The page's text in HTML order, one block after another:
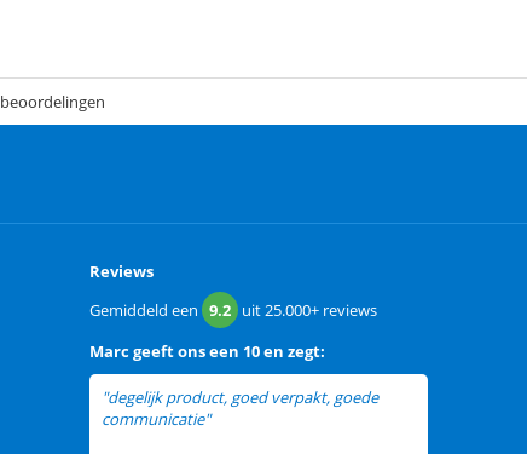
beoordelingen
Reviews
Gemiddeld een 9.2 uit25.000+ reviews
Marcgeeft ons een 10 en zegt:
"degelijk product, goed verpakt, goede
communicatie"